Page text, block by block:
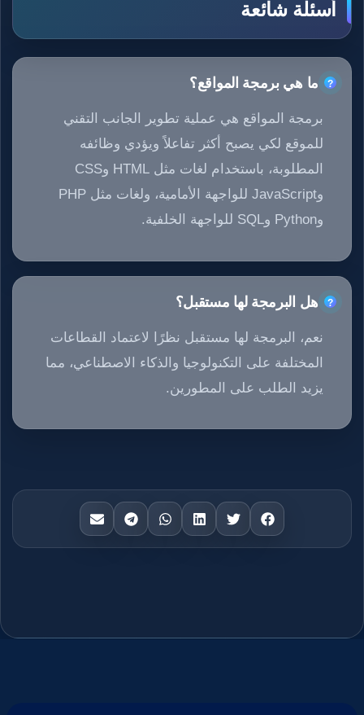
أسئلة شائعة
ما هي برمجة المواقع؟
برمجة المواقع هي عملية تطوير الجانب التقني
للموقع لكي يصبح أكثر تفاعلاً ويؤدي وظائفه
المطلوبة، باستخدام لغات مثل HTML وCSS
وJavaScript للواجهة الأمامية، ولغات مثل PHP
وPython وSQL للواجهة الخلفية.
هل البرمجة لها مستقبل؟
نعم، البرمجة لها مستقبل نظرًا لاعتماد القطاعات
المختلفة على التكنولوجيا والذكاء الاصطناعي، مما
يزيد الطلب على المطورين.